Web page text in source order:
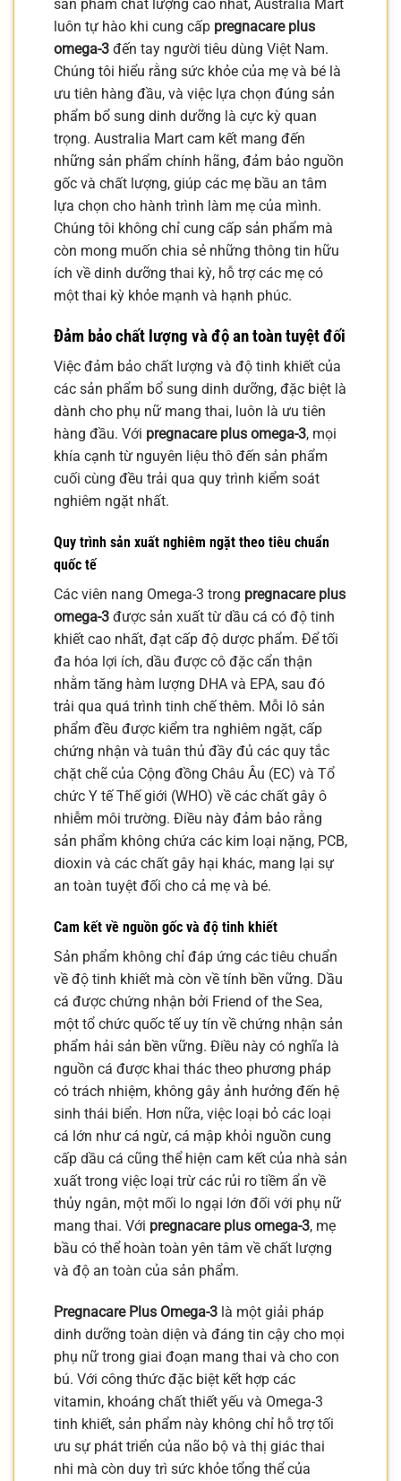
sản phẩm chất lượng cao nhất, Australia Mart
luôn tự hào khi cung cấp pregnacare plus
omega-3 đến tay người tiêu dùng Việt Nam.
Chúng tôi hiểu rằng sức khỏe của mẹ và bé là
ưu tiên hàng đầu, và việc lựa chọn đúng sản
phẩm bổ sung dinh dưỡng là cực kỳ quan
trọng. Australia Mart cam kết mang đến
những sản phẩm chính hãng, đảm bảo nguồn
gốc và chất lượng, giúp các mẹ bầu an tâm
lựa chọn cho hành trình làm mẹ của mình.
Chúng tôi không chỉ cung cấp sản phẩm mà
còn mong muốn chia sẻ những thông tin hữu
ích về dinh dưỡng thai kỳ, hỗ trợ các mẹ có
một thai kỳ khỏe mạnh và hạnh phúc.
Đảm bảo chất lượng và độ an toàn tuyệt đối
Việc đảm bảo chất lượng và độ tinh khiết của
các sản phẩm bổ sung dinh dưỡng, đặc biệt là
dành cho phụ nữ mang thai, luôn là ưu tiên
hàng đầu. Với pregnacare plus omega-3, mọi
khía cạnh từ nguyên liệu thô đến sản phẩm
cuối cùng đều trải qua quy trình kiểm soát
nghiêm ngặt nhất.
Quy trình sản xuất nghiêm ngặt theo tiêu chuẩn
quốc tế
Các viên nang Omega-3 trong pregnacare plus
omega-3 được sản xuất từ dầu cá có độ tinh
khiết cao nhất, đạt cấp độ dược phẩm. Để tối
đa hóa lợi ích, dầu được cô đặc cẩn thận
nhằm tăng hàm lượng DHA và EPA, sau đó
trải qua quá trình tinh chế thêm. Mỗi lô sản
phẩm đều được kiểm tra nghiêm ngặt, cấp
chứng nhận và tuân thủ đầy đủ các quy tắc
chặt chẽ của Cộng đồng Châu Âu (EC) và Tổ
chức Y tế Thế giới (WHO) về các chất gây ô
nhiễm môi trường. Điều này đảm bảo rằng
sản phẩm không chứa các kim loại nặng, PCB,
dioxin và các chất gây hại khác, mang lại sự
an toàn tuyệt đối cho cả mẹ và bé.
Cam kết về nguồn gốc và độ tinh khiết
Sản phẩm không chỉ đáp ứng các tiêu chuẩn
về độ tinh khiết mà còn về tính bền vững. Dầu
cá được chứng nhận bởi Friend of the Sea,
một tổ chức quốc tế uy tín về chứng nhận sản
phẩm hải sản bền vững. Điều này có nghĩa là
nguồn cá được khai thác theo phương pháp
có trách nhiệm, không gây ảnh hưởng đến hệ
sinh thái biển. Hơn nữa, việc loại bỏ các loại
cá lớn như cá ngừ, cá mập khỏi nguồn cung
cấp dầu cá cũng thể hiện cam kết của nhà sản
xuất trong việc loại trừ các rủi ro tiềm ẩn về
thủy ngân, một mối lo ngại lớn đối với phụ nữ
mang thai. Với pregnacare plus omega-3, mẹ
bầu có thể hoàn toàn yên tâm về chất lượng
và độ an toàn của sản phẩm.
Pregnacare Plus Omega-3 là một giải pháp
dinh dưỡng toàn diện và đáng tin cậy cho mọi
phụ nữ trong giai đoạn mang thai và cho con
bú. Với công thức đặc biệt kết hợp các
vitamin, khoáng chất thiết yếu và Omega-3
tinh khiết, sản phẩm này không chỉ hỗ trợ tối
ưu sự phát triển của não bộ và thị giác thai
nhi mà còn duy trì sức khỏe tổng thể của